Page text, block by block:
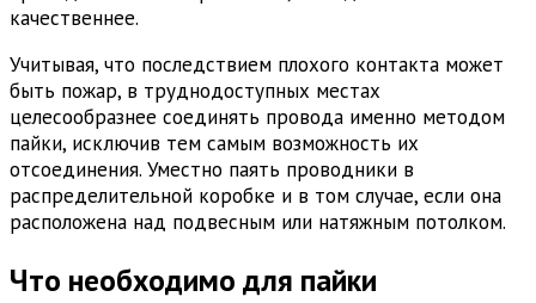
качественнее.
Учитывая, что последствием плохого контакта может
быть пожар, в труднодоступных местах
целесообразнее соединять провода именно методом
пайки, исключив тем самым возможность их
отсоединения. Уместно паять проводники в
распределительной коробке и в том случае, если она
расположена над подвесным или натяжным потолком.
Что необходимо для пайки